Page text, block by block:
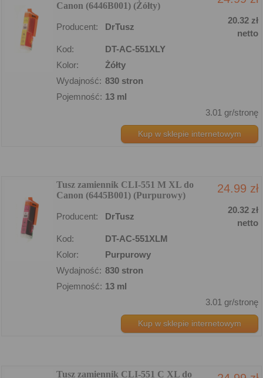
Canon (6446B001) (Żółty)
Producent: DrTusz
20.32 zł
netto
Kod:
DT-AC-551XLY
Kolor:
Żółty
Wydajność: 830 stron
Pojemność: 13 ml
3.01 gr/stronę
Kup w sklepie internetowym
Tusz zamiennik CLI-551 M XL do
Canon (6445B001) (Purpurowy)
24.99 zł
Producent: DrTusz
20.32 zł
netto
Kod:
DT-AC-551XLM
Kolor:
Purpurowy
Wydajność: 830 stron
Pojemność: 13 ml
3.01 gr/stronę
Kup w sklepie internetowym
Tusz zamiennik CLI-551 C XL do